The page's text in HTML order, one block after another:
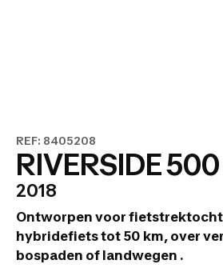
REF: 8405208
RIVERSIDE
2018
Ontworpen voor
hybridefiets tot 50 km, over
bospaden of landwegen .